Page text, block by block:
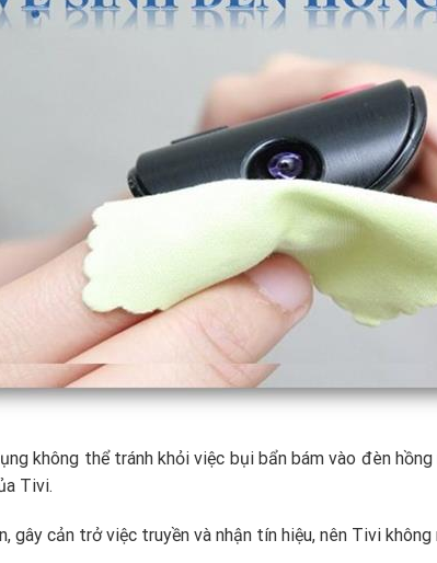
không thể tránh khỏi việc bụi bẩn bám vào đèn
Tivi.
gây cản trở việc truyền và nhận tín hiệu, nên Tivi không